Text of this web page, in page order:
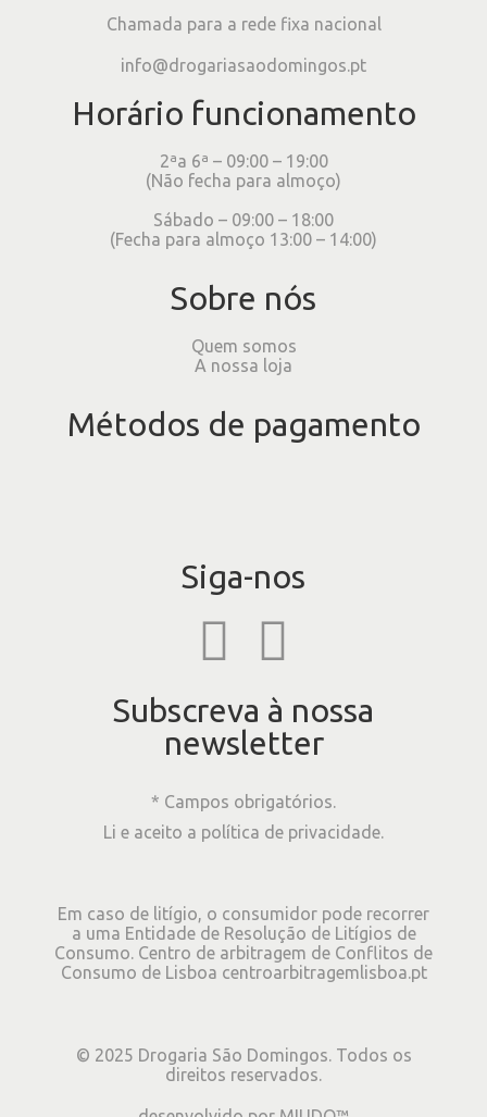
Chamada para a rede fixa nacional
info@drogariasaodomingos.pt
Horário funcionamento
2ªa 6ª – 09:00 – 19:00
(Não fecha para almoço)
Sábado – 09:00 – 18:00
(Fecha para almoço 13:00 – 14:00)
Sobre nós
Quem somos
A nossa loja
Métodos de pagamento
Siga-nos
Subscreva à nossa
newsletter
* Campos obrigatórios.
Li e aceito a política de privacidade.
Em caso de litígio, o consumidor pode recorrer
a uma Entidade de Resolução de Litígios de
Consumo. Centro de arbitragem de Conflitos de
Consumo de Lisboa centroarbitragemlisboa.pt
© 2025 Drogaria São Domingos. Todos os
direitos reservados.